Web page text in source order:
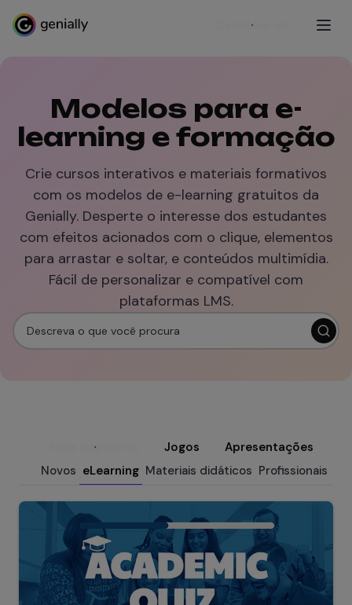
Cadastre-se
Modelos para e-
learning e formação
Crie cursos interativos e materiais formativos
com os modelos de e-learning gratuitos da
Genially. Desperte o interesse dos estudantes
com efeitos acionados com o clique, elementos
para arrastar e soltar, e conteúdos multimídia.
Fácil de personalizar e compatível com
plataformas LMS.
Mais populares Jogos Apresentações
Novos eLearning Materiais didáticos Profissionais